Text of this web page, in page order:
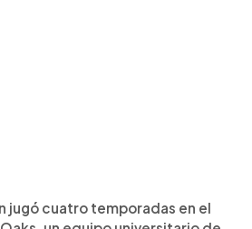
jugó cuatro temporadas en el